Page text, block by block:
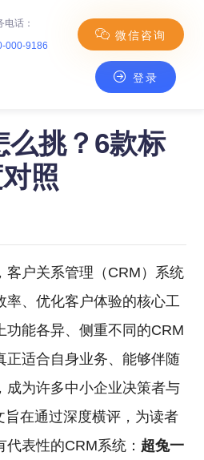
电话：
000-9186
微信咨询
登录
挑？6款标杆系统深度对照
么挑？6款标
照
客户关系管理（CRM）系统
率、优化客户体验的核心工
功能各异、侧重不同的CRM
正适合自身业务、能够伴随
成为许多中小企业决策者与
旨在通过深度横评，为读者
表性的CRM系统： 超兔一